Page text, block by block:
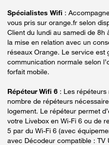
Spécialistes Wifi :
vous pris sur orange.fr selon
Client du lundi au samedi de 8h
la mise en relation avec un
réseaux Orange. Le service est
communication normale selon
forfait mobile.
Répéteur Wifi 6 : Les répéteurs
nombre de répéteurs
logement. Le répéteur permet
votre Livebox en Wi-Fi 6 ou de
5 par du Wi-Fi 6 (avec
avec Décodeur compatible : TV